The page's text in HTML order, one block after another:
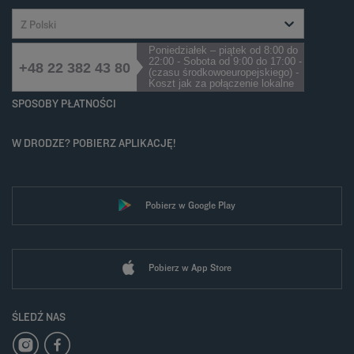
Z Polski
+48 22 382 43 80
Poniedziałek – piątek od 8:00 do
22:00 - Sobota od 9:00 do 17:00 -
(czasu środkowoeuropejskiego) -
Koszt jak za połączenie lokalne
SPOSOBY PŁATNOŚCI
W DRODZE? POBIERZ APLIKACJĘ!
Pobierz w Google Play
Pobierz w App Store
ŚLEDŹ NAS